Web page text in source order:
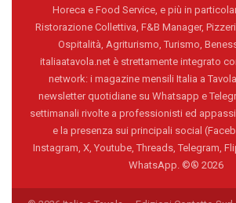
Horeca e Food Service, e più in
Ristorazione Collettiva, F&B Manager,
Ospitalità, Agriturismo, Turismo,
italiaatavola.net è strettamente integrato
network: i magazine mensili Italia a Tavola
newsletter quotidiane su Whatsapp e
settimanali rivolte a professionisti ed
e la presenza sui principali social
Instagram, X, Youtube, Threads, Telegram,
WhatsApp. ©® 2026